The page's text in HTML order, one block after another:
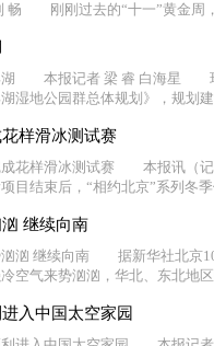
刚刚过去的“十一”黄金周，
本报记者 梁 睿 白海星 环
湿地公园群总体规划》，规划
样滑冰测试赛
样滑冰测试赛 本报讯（记
目结束后，“相约北京”系列冬
继续向南
汹 继续向南 据新华社北京10
空气来势汹汹，华北、东北地区
入中国太空家园